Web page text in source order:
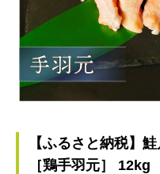
【ふるさと納税】
［鶏手羽元］ 12kg